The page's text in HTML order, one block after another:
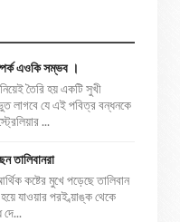
এওকি সম্ভব ।
তৈরি হয় একটি সুখী
লাগবে যে এই পবিত্র বন্ধনকে
...
তালিবানরা
কষ্টের মুখে পড়েছে তালিবান
যাওয়ার পরই ব্য়াঙ্ক থেকে
দে...